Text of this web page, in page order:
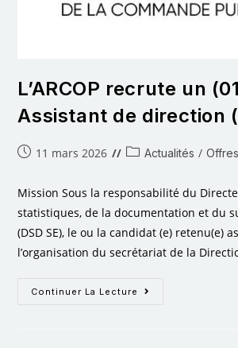
L’ARCOP recrute un
Assistant de direction
11 mars 2026 Actualités /
Mission Sous la responsabilité du
statistiques, de la documentation et du
(DSD SE), le ou la candidat (e) retenu(e)
l’organisation du secrétariat de la
Continuer La Lecture